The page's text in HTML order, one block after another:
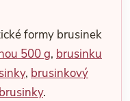
formy brusinek
500 g, brusinku
, brusinkový
.